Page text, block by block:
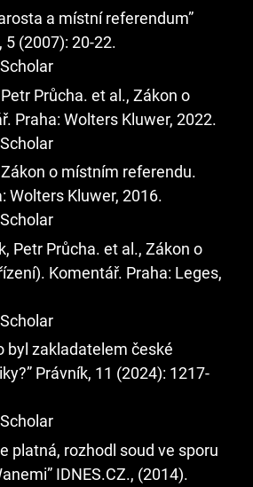
a místní referendum”
5 (2007): 20-22.
Průcha. et al., Zákon o
Praha: Wolters Kluwer, 2022.
o místním referendu.
Wolters Kluwer, 2016.
Petr Průcha. et al., Zákon o
Komentář. Praha: Leges,
byl zakladatelem české
Právník, 11 (2024): 1217-
platná, rozhodl soud ve sporu
IDNES.CZ., (2014).